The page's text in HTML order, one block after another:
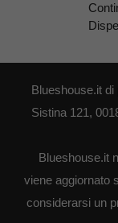
Blueshouse.it
Sistina 121,
Blueshouse.it
viene aggiornato
considerarsi un